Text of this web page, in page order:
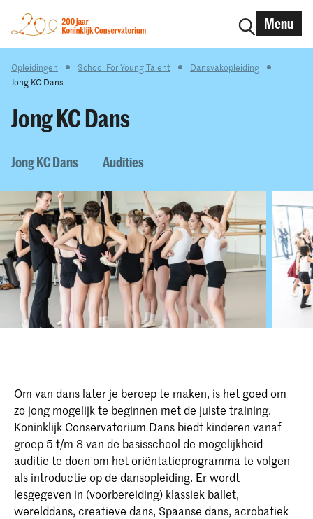
Menu
Opleidingen School For Young Talent
Dansvakopleiding
Jong KC Dans
Jong KC Dans
Jong KC Dans Audities
Om van dans later je beroep te maken, is het goed om
zo jong mogelijk te beginnen met de juiste training.
Koninklijk Conservatorium Dans biedt kinderen vanaf
groep 5 t/m 8 van de basisschool de mogelijkheid
auditie te doen om het oriëntatieprogramma te volgen
als introductie op de dansopleiding. Er wordt
lesgegeven in (voorbereiding) klassiek ballet,
werelddans, creatieve dans, Spaanse dans, acrobatiek